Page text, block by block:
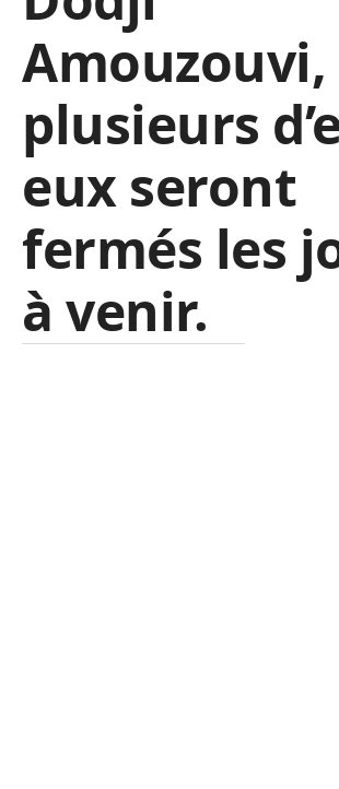
Amouzouvi,
plusieurs
eux seront
fermés les
à venir.